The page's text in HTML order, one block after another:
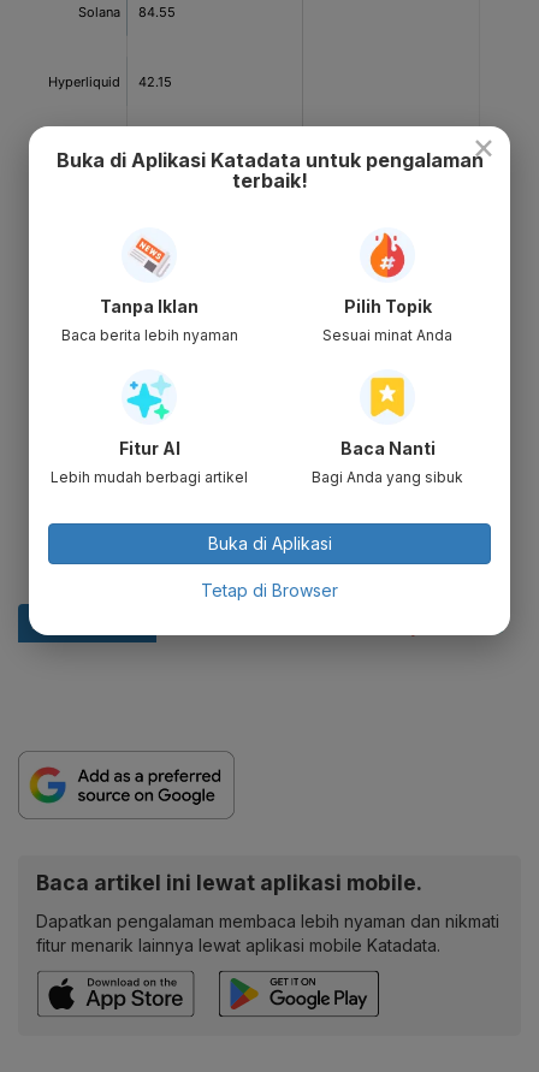
Baca artikel ini lewat aplikasi mobile.
Dapatkan pengalaman membaca lebih nyaman dan nikmati
fitur menarik lainnya lewat aplikasi mobile Katadata.
×
Buka di Aplikasi Katadata untuk pengalaman
terbaik!
Tanpa Iklan
Baca berita lebih nyaman
Pilih Topik
Sesuai minat Anda
Fitur AI
Lebih mudah berbagi artikel
Baca Nanti
Bagi Anda yang sibuk
Buka di Aplikasi
Tetap di Browser